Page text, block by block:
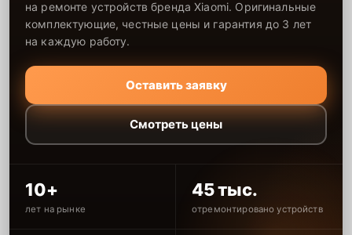
на ремонте устройств бренда Xiaomi. Оригинальные
комплектующие, честные цены и гарантия до 3 лет
на каждую работу.
Оставить заявку
Смотреть цены
10+
лет на рынке
45 тыс.
отремонтировано устройств